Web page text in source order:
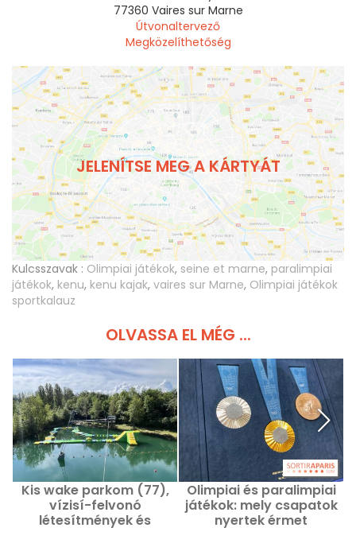
77360 Vaires sur Marne
Útvonaltervező
Megközelíthetőség
JELENÍTSE MEG A KÁRTYÁT
Kulcsszavak : Olimpiai játékok, seine et marne, paralimpiai
játékok, kenu, kenu kajak, vaires sur Marne, Olimpiai játékok
sportkalauz
OLVASSA EL MÉG ...
Kis wake parkom (77),
vízisí-felvonó
létesítmények és
Olimpiai és paralimpiai
játékok: mely csapatok
nyertek érmet